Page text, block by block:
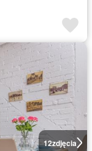
12zdjęcia